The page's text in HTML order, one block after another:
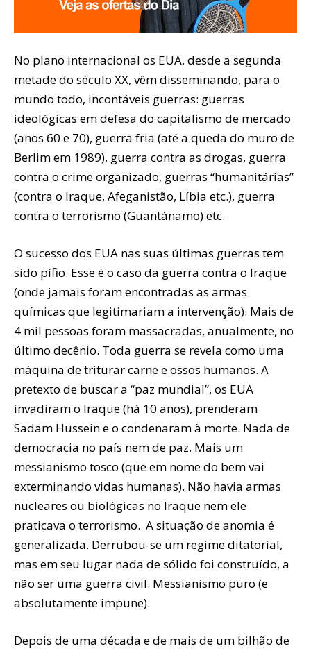
No plano internacional os EUA, desde a segunda
metade do século XX, vêm disseminando, para o
mundo todo, incontáveis guerras: guerras
ideológicas em defesa do capitalismo de mercado
(anos 60 e 70), guerra fria (até a queda do muro de
Berlim em 1989), guerra contra as drogas, guerra
contra o crime organizado, guerras “humanitárias”
(contra o Iraque, Afeganistão, Líbia etc.), guerra
contra o terrorismo (Guantánamo) etc.
O sucesso dos EUA nas suas últimas guerras tem
sido pífio. Esse é o caso da guerra contra o Iraque
(onde jamais foram encontradas as armas
químicas que legitimariam a intervenção). Mais de
4 mil pessoas foram massacradas, anualmente, no
último decênio. Toda guerra se revela como uma
máquina de triturar carne e ossos humanos. A
pretexto de buscar a “paz mundial”, os EUA
invadiram o Iraque (há 10 anos), prenderam
Sadam Hussein e o condenaram à morte. Nada de
democracia no país nem de paz. Mais um
messianismo tosco (que em nome do bem vai
exterminando vidas humanas). Não havia armas
nucleares ou biológicas no Iraque nem ele
praticava o terrorismo. A situação de anomia é
generalizada. Derrubou-se um regime ditatorial,
mas em seu lugar nada de sólido foi construído, a
não ser uma guerra civil. Messianismo puro (e
absolutamente impune).
Depois de uma década e de mais de um bilhão de